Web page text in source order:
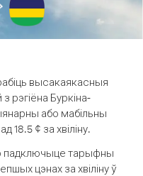
высакаякасныя
з рэгіёна Буркіна-
або мабільны
18.5 ¢ за хвіліну.
падключыце тарыфны
цэнах за хвіліну ў